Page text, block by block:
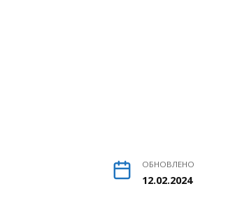
ОБНОВЛЕНО
12.02.2024